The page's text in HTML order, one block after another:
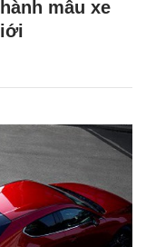
mẫu xe